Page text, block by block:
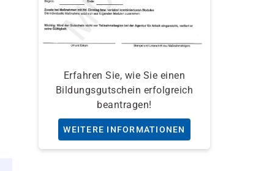
Erfahren Sie, wie Sie einen
Bildungsgutschein erfolgreich
beantragen!
WEITERE INFORMATIONEN